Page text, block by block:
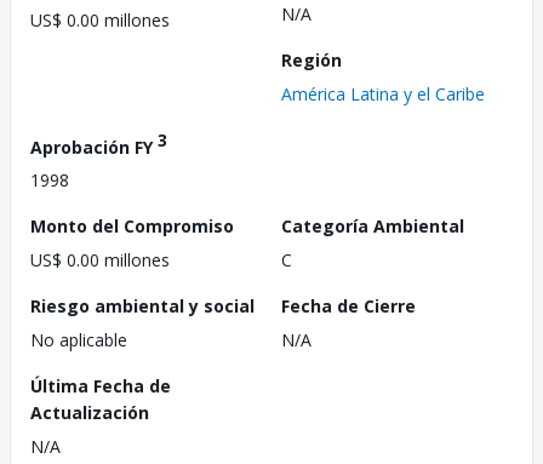
US$ 0.00 millones
N/A
Región
América Latina y el Caribe
Aprobación FY3
1998
Monto del Compromiso
US$ 0.00 millones
Categoría Ambiental
C
Riesgo ambiental y social
No aplicable
Fecha de Cierre
N/A
Última Fecha de
Actualización
N/A